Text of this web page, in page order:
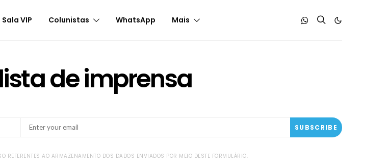
Sala VIP Colunistas WhatsApp Mais
de imprensa
SUBSCRIBE
AO ARMAZENAMENTO DOS DADOS ENVIADOS POR MEIO DESTE FORMULÁRIO.